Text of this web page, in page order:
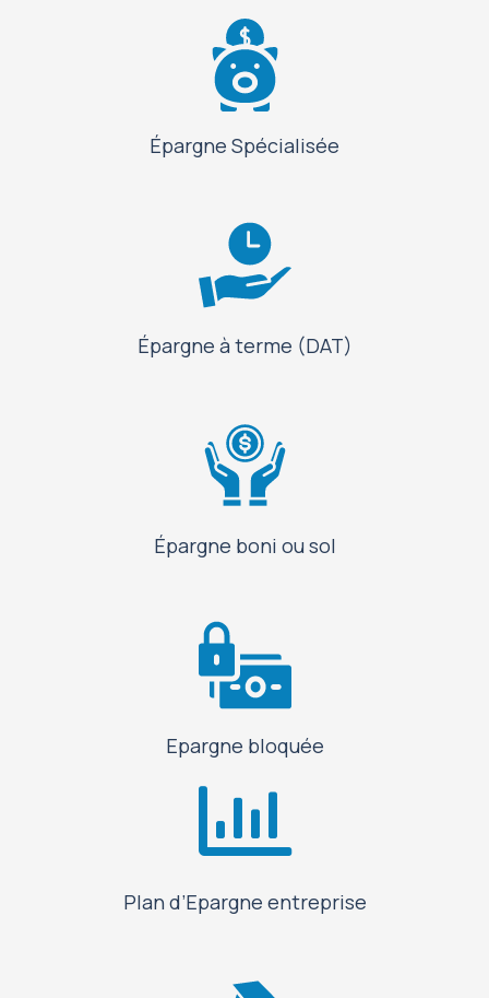
Épargne Spécialisée
Épargne à terme (DAT)
Épargne boni ou sol
Epargne bloquée
Plan d’Epargne entreprise